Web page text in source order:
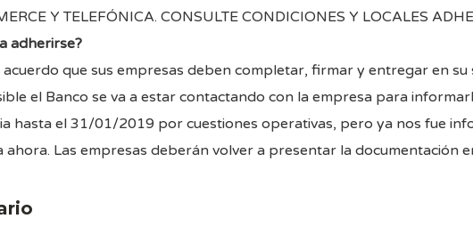
Y TELEFÓNICA. CONSULTE CONDICIONES Y LOCALES
adherirse?
que sus empresas deben completar, firmar y entregar en
el Banco se va a estar contactando con la empresa para
hasta el 31/01/2019 por cuestiones operativas, pero ya nos fue
ahora. Las empresas deberán volver a presentar la documentación